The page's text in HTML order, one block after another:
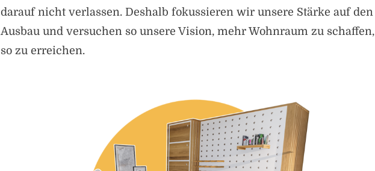
darauf nicht verlassen. Deshalb fokussieren wir unsere Stärke auf den
Ausbau und versuchen so unsere Vision, mehr Wohnraum zu schaffen,
so zu erreichen.